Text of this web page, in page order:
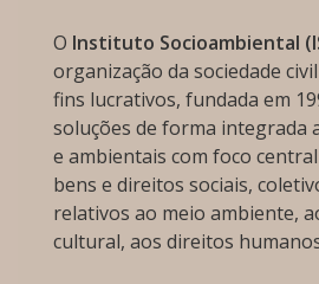
O Instituto Socioambiental
organização da sociedade
fins lucrativos, fundada em
soluções de forma integrada
e ambientais com foco
bens e direitos sociais,
relativos ao meio ambiente,
cultural, aos direitos